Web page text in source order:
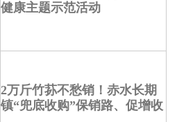
健康主题示范活动
2万斤竹荪不愁销！赤水长期
镇“兜底收购”保销路、促增收